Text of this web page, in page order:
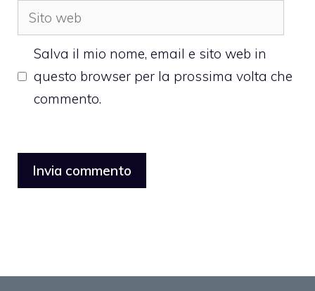
Sito
web
Salva il mio nome, email e sito web in
questo browser per la prossima volta che
commento.